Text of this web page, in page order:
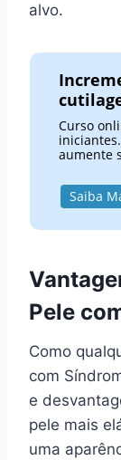
alvo.
Curso
aumente
Saiba
Pele
Como
com
e
pele mais
uma